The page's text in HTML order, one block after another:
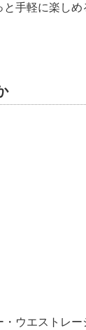
手軽に楽し
ウエストレ